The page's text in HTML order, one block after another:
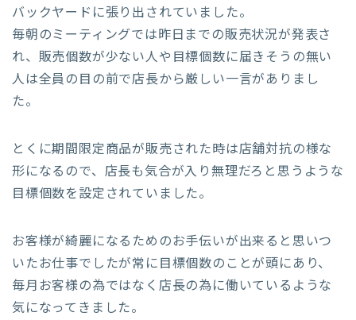
バックヤードに張り出されていました。
毎朝のミーティングでは昨日までの販売状況が発表さ
れ、販売個数が少ない人や目標個数に届きそうの無い
人は全員の目の前で店長から厳しい一言がありまし
た。
とくに期間限定商品が販売された時は店舗対抗の様な
形になるので、店長も気合が入り無理だろと思うような
目標個数を設定されていました。
お客様が綺麗になるためのお手伝いが出来ると思いつ
いたお仕事でしたが常に目標個数のことが頭にあり、
毎月お客様の為ではなく店長の為に働いているような
気になってきました。